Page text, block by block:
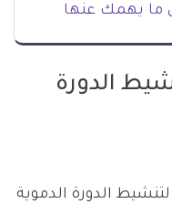
ما يهمك عنها
الدورة
الدورة الدموية